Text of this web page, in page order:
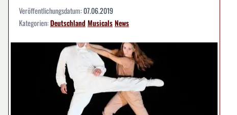
Veröffentlichungsdatum:07.06.2019
Kategorien:DeutschlandMusicalsNews